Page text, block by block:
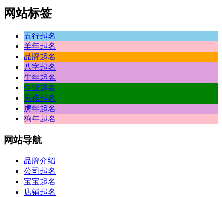
网站标签
五行起名
羊年起名
品牌起名
八字起名
牛年起名
企业起名
男孩起名
虎年起名
狗年起名
网站导航
品牌介绍
公司起名
宝宝起名
店铺起名